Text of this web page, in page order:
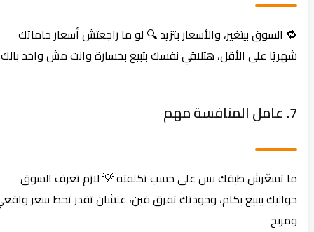
🔁 السوق بيتغير، والأسعار بتزيد 🔍 لو ما راجعتش أسعار خاماتك
شهريًا على الأقل، هتلاقي نفسك بتبيع بخسارة وانت مش واخد بالك.
ما تسعّرش طبقك بس على حسب تكلفته 💡 لازم تعرف السوق
حواليك بيبيع بكام، وجودتك تفرق فين، علشان تقدر تحط سعر واقعي
ومربح